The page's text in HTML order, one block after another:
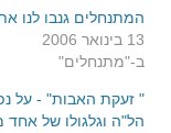
המתנחלים גנבו לנו
13 בינואר 2006
ב-"מתנחלים"
" זעקת האבות" - על
הל"ה וגלגולו של אחד